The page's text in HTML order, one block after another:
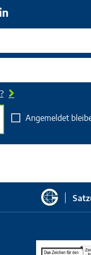
Angemeldet
Zur
Startseite